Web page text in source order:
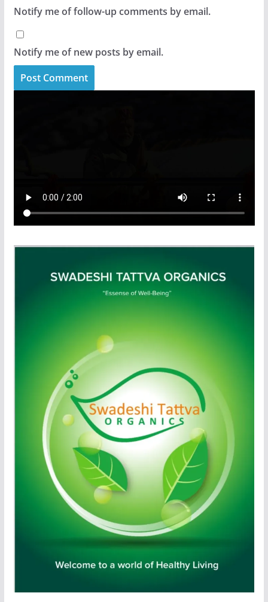
Notify me of follow-up comments by email.
Notify me of new posts by email.